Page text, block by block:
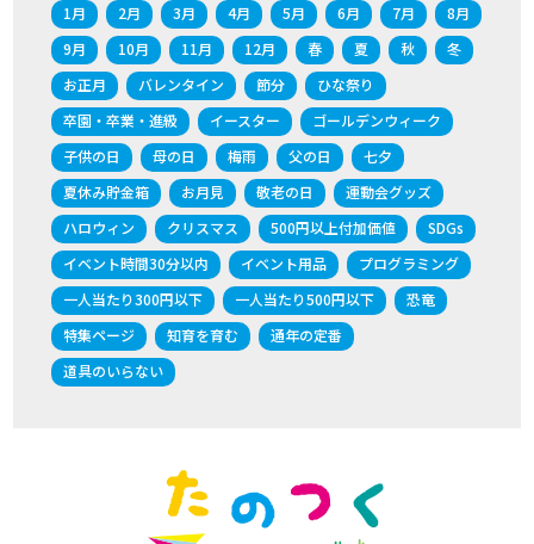
1月 2月 3月 4月 5月 6月 7月
8月
9月
10月 11月 12月 春 夏 秋
冬
お正月
バレンタイン 節分
ひな祭り
卒園・卒業・進級
イースター
ゴールデンウィーク
子供の日
母の日 梅雨 父の日
七夕
夏休み貯金箱
お月見 敬老の日
運動会グッズ
ハロウィン
クリスマス 500円以上付加価値
SDGs
イベント時間30分以内
イベント用品
プログラミング
一人当たり300円以下
一人当たり500円以下
恐竜
特集ページ
知育を育む
通年の定番
道具のいらない